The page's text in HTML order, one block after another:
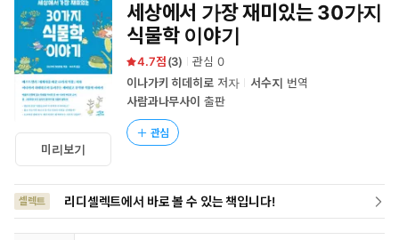
동
미리보기
세상에서 가장 재미있는 30가지
식물학 이야기
4.7 (3) 관심 0
이나가키 히데히로저자 서수지 번역
사람과나무사이 출판
관심
셀렉트 리디셀렉트에서 바로 볼 수 있는 책입니다!